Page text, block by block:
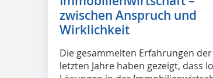
zwischen Anspruch und
Wirklichkeit
Die gesammelten Erfahrungen der
letzten Jahre haben gezeigt, dass